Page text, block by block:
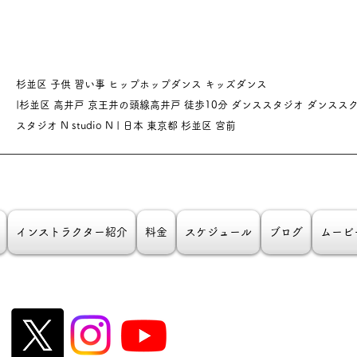
杉並区 子供 習い事 ヒップホップダンス キッズダンス
|杉並区 高井戸 京王井の頭線高井戸 徒歩10分 ダンススタジオ
ダンスス
スタジオ N studio N | 日本 東京都 杉並区 宮前
インストラクター紹介 料金 スケジュール ブログ ムービ